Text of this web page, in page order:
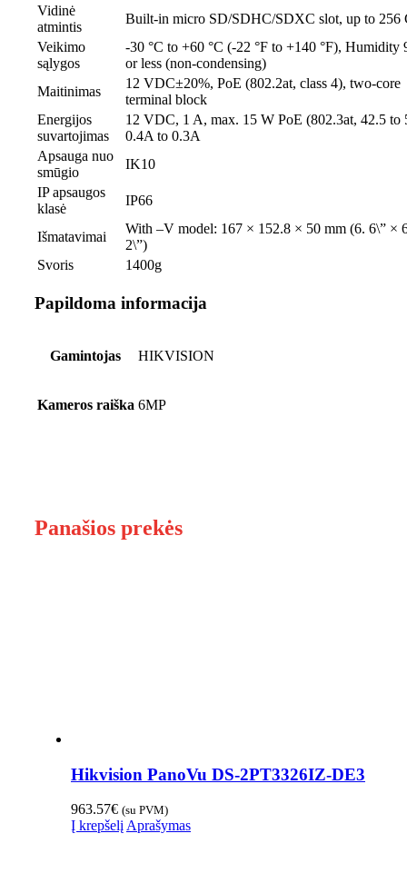
Vidinė
atmintis
Built-in micro SD/SDHC/SDXC slot, up to 256
Veikimo
sąlygos
-30 °C to +60 °C (-22 °F to +140 °F), Humidity
or less (non-condensing)
Maitinimas
12 VDC±20%, PoE (802.2at, class 4), two-core
terminal block
Energijos
suvartojimas
12 VDC, 1 A, max. 15 W PoE (802.3at, 42.5 to
0.4A to 0.3A
Apsauga nuo
smūgio
IK10
IP apsaugos
klasė
IP66
Išmatavimai
With –V model: 167 × 152.8 × 50 mm (6. 6\” ×
2\”)
Svoris
1400g
Papildoma informacija
Gamintojas HIKVISION
Kameros raiška 6MP
Panašios prekės
Hikvision PanoVu DS-2PT3326IZ-DE3
963.57€ (su PVM)
Į krepšelį Aprašymas